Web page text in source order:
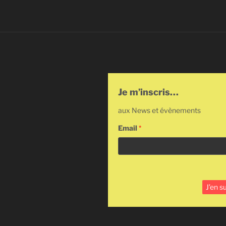
Je m’inscris…
aux News et évènements
Email*